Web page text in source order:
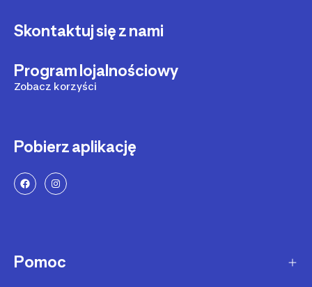
Skontaktuj się z nami
Program lojalnościowy
Zobacz korzyści
Pobierz aplikację
Pomoc